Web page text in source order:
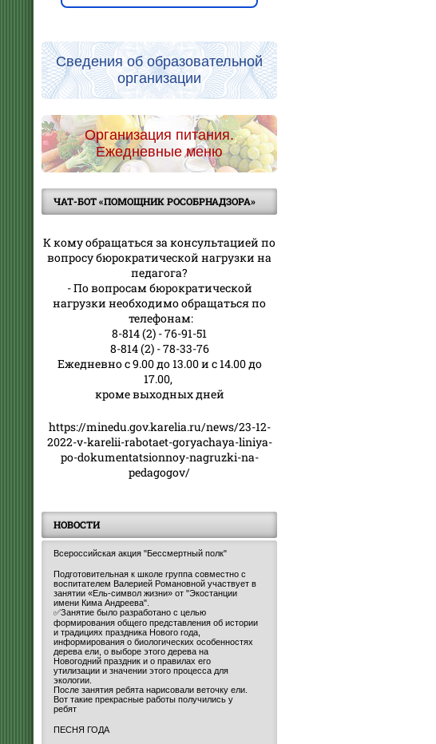
Сведения об образовательной
организации
Организация питания.
Ежедневные меню
ЧАТ-БОТ «ПОМОЩНИК РОСОБРНАДЗОРА»
К кому обращаться за консультацией по
вопросу бюрократической нагрузки на
педагога?
- По вопросам бюрократической
нагрузки необходимо обращаться по
телефонам:
8-814 (2) - 76-91-51
8-814 (2) - 78-33-76
Ежедневно с 9.00 до 13.00 и с 14.00 до
17.00,
кроме выходных дней
https://minedu.gov.karelia.ru/news/23-12-
2022-v-karelii-rabotaet-goryachaya-liniya-
po-dokumentatsionnoy-nagruzki-na-
pedagogov/
НОВОСТИ
Всероссийская акция "Бессмертный полк"
Подготовительная к школе группа совместно с
воспитателем Валерией Романовной участвует в
занятии «Ель-символ жизни» от "Экостанции
имени Кима Андреева".
✅Занятие было разработано с целью
формирования общего представления об истории
и традициях праздника Нового года,
информирования о биологических особенностях
дерева ели, о выборе этого дерева на
Новогодний праздник и о правилах его
утилизации и значении этого процесса для
экологии.
После занятия ребята нарисовали веточку ели.
Вот такие прекрасные работы получились у
ребят
ПЕСНЯ ГОДА